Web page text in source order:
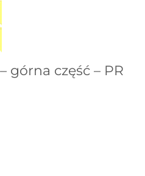
górna część – PR